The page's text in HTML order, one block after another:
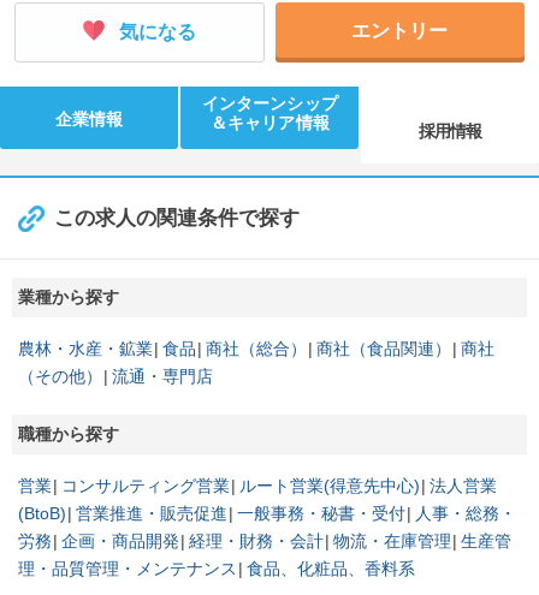
気になる エントリー
企業情報
インターンシップ
＆キャリア情報
採用情報
この求人の関連条件で探す
業種から探す
農林・水産・鉱業 食品 商社（総合） 商社（食品関連）
商社
（その他）
流通・専門店
職種から探す
営業 コンサルティング営業 ルート営業(得意先中心) 法人営業
(BtoB) 営業推進・販売促進 一般事務・秘書・受付
人事・総務・
労務 企画・商品開発 経理・財務・会計 物流・在庫管理 生産管
理・品質管理・メンテナンス
食品、化粧品、香料系